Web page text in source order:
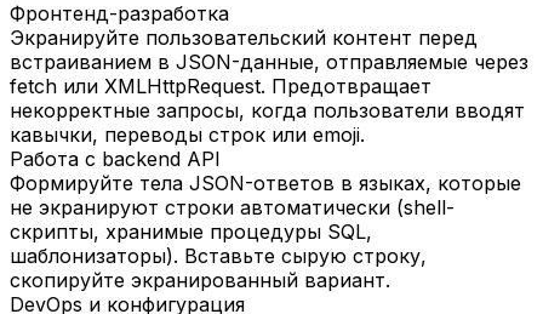
Фронтенд-разработка
Экранируйте пользовательский контент перед
встраиванием в JSON-данные, отправляемые через
fetch или XMLHttpRequest. Предотвращает
некорректные запросы, когда пользователи вводят
кавычки, переводы строк или emoji.
Работа с backend API
Формируйте тела JSON-ответов в языках, которые
не экранируют строки автоматически (shell-
скрипты, хранимые процедуры SQL,
шаблонизаторы). Вставьте сырую строку,
скопируйте экранированный вариант.
DevOps и конфигурация